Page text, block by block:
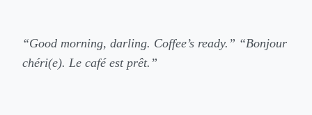
“Good morning, darling. Coffee’s ready.” “Bonjour
chéri(e). Le café est prêt.”